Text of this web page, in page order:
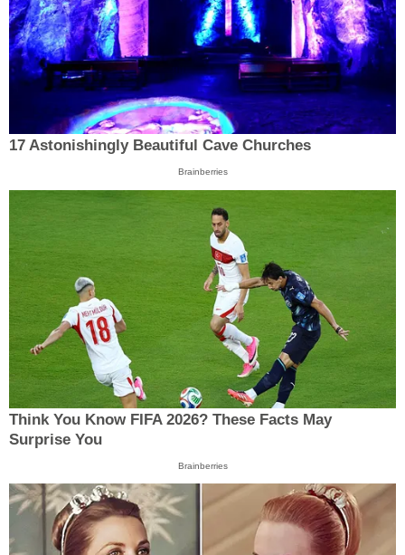
17 Astonishingly Beautiful Cave Churches
Brainberries
Think You Know FIFA 2026? These Facts May
Surprise You
Brainberries